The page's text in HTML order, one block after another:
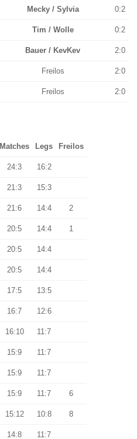
Mecky / Sylvia 0:2
Tim / Wolle 0:2
Bauer / KevKev 2:0
Freilos 2:0
Freilos 2:0
Matches Legs Freilos
24:3 16:2
21:3 15:3
21:6 14:4 2
20:5 14:4 1
20:5 14:4
20:5 14:4
17:5 13:5
16:7 12:6
16:10 11:7
15:9 11:7
15:9 11:7
15:9 11:7 6
15:12 10:8 8
14:8 11:7